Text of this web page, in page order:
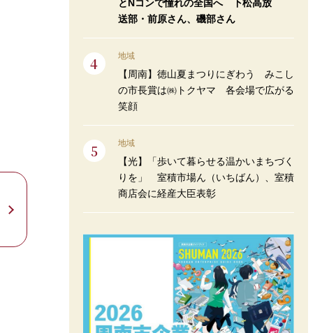
とNコンで憧れの全国へ 下松高放
送部・前原さん、磯部さん
地域
【周南】徳山夏まつりにぎわう みこし
の市長賞は㈱トクヤマ 各会場で広がる
笑顔
地域
【光】「歩いて暮らせる温かいまちづく
りを」 室積市場ん（いちばん）、室積
商店会に経産大臣表彰